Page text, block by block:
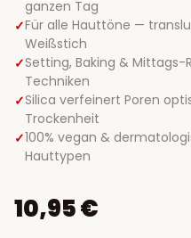
ganzen Tag
Für alle Hauttöne —
Weißstich
Setting, Baking & Mittags-
Techniken
Silica verfeinert Poren
Trockenheit
100% vegan &
Hauttypen
10,95 €